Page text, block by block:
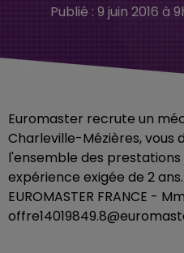
Publié : 9 juin 2016 à
Euromaster recrute un
Charleville-Mézières, vous
l'ensemble des
expérience exigée de 2 ans.
EUROMASTER FRANCE -